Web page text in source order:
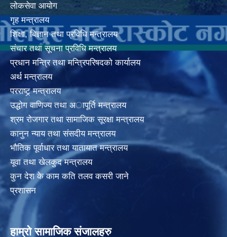
लोकसेवा आयोग
गृह मन्त्रालय
शिक्षा, बिज्ञान तथा प्रविधि मन्त्रालय
संचार तथा सूचना प्रविधि मन्त्रालय
प्रधान मन्त्रि तथा मन्त्रिपरिषदको कार्यालय
अर्थ मन्त्रालय
परराष्ट्र् मन्त्रालय
उद्धोग वाणिज्य तथा अापूर्ति मन्त्रालय
श्रम रोजगार तथा सामाजिक सूरक्षा मन्त्रालय
कानुन न्याय तथा संसदीय मन्त्रालय
भाैतिक पूर्वाधार तथा यातायात मन्त्रालय
यूवा तथा खेलकुद मन्त्रालय
कुन देश के काम कति तलव कसरी जाने
प्रशासन
हाम्रो सामाजिक संजालहरु